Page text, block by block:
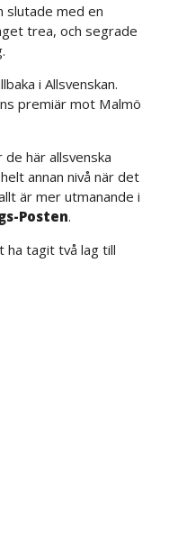
slutade med en
trea, och segrade
i Allsvenskan.
premiär mot Malmö
här allsvenska
annan nivå när det
är mer utmanande i
Posten.
tagit två lag till